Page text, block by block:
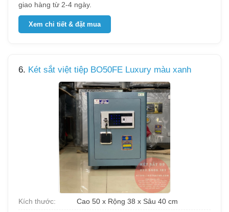
giao hàng từ 2-4 ngày.
Xem chi tiết & đặt mua
6. Két sắt việt tiệp BO50FE Luxury màu xanh
Kích thước:
Cao 50 x Rộng 38 x Sâu 40 cm